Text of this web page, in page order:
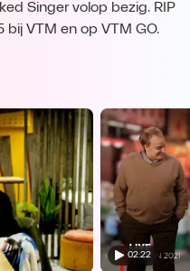
Singer volop bezig. RIP
VTM en op VTM GO.
02:22